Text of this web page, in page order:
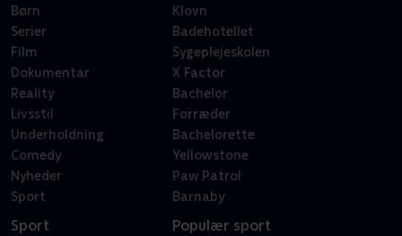
Børn
Serier
Film
Dokumentar
Reality
Livsstil
Underholdning
Comedy
Nyheder
Sport
Klovn
Badehotellet
Sygeplejeskolen
X Factor
Bachelor
Forræder
Bachelorette
Yellowstone
Paw Patrol
Barnaby
Sport Populær sport